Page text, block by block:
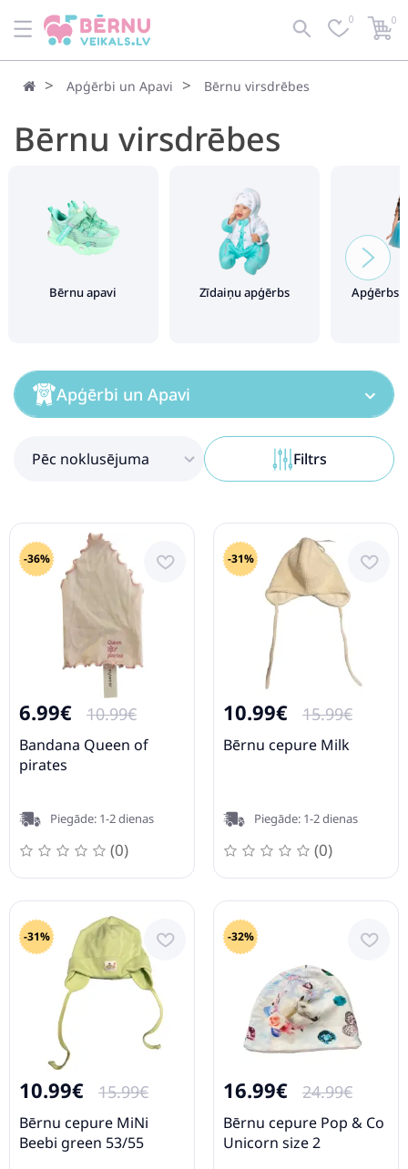
Pēc noklusējuma Filtrs 0 0
Apģērbi un Apavi Bērnu virsdrēbes
Bērnu virsdrēbes
Bērnu apavi Zīdaiņu apģērbs Apģērbs
Apģērbi un Apavi
Pēc noklusējuma Filtrs
-36%
6.99€ 10.99€
Bandana Queen of
pirates
Piegāde: 1-2 dienas
(0)
-31%
10.99€ 15.99€
Bērnu cepure Milk
Piegāde: 1-2 dienas
(0)
-31%
10.99€ 15.99€
Bērnu cepure MiNi
Beebi green 53/55
-32%
16.99€ 24.99€
Bērnu cepure Pop & Co
Unicorn size 2